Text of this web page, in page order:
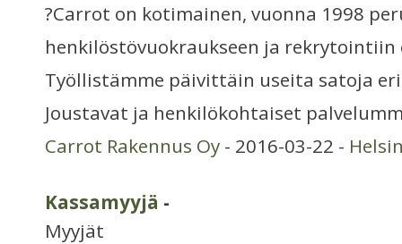
?Carrot on kotimainen, vuonna 1998
henkilöstövuokraukseen ja
Työllistämme päivittäin useita satoja
Joustavat ja henkilökohtaiset
Carrot Rakennus Oy - 2016-03-22 -
Kassamyyjä -
Myyjät